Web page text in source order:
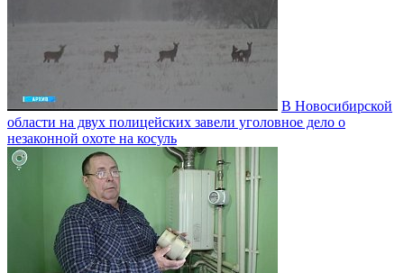
В Новосибирской
области на двух полицейских завели уголовное дело о
незаконной охоте на косуль